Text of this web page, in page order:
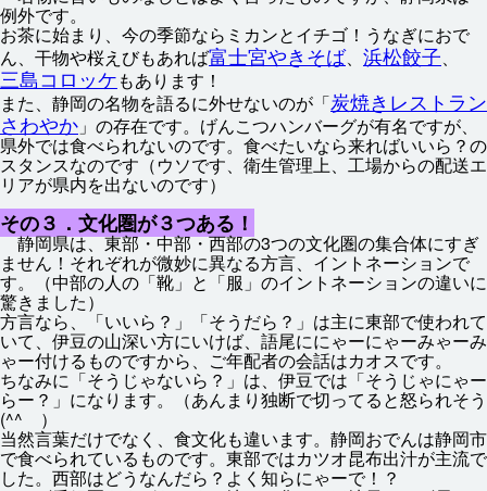
例外です。
お茶に始まり、 今の季節ならミカンとイチゴ！うなぎにおで
ん、 干物や桜えびもあれば富士宮やきそば、 浜松餃子、
三島コロッケもあります！
また、 静岡の名物を語るに外せないのが「炭焼きレストラン
さわやか 」の存在です。げんこつハンバーグが有名ですが、
県外では食べられないのです。 食べたいなら来ればいいら？の
スタンスなのです（ウソです、 衛生管理上、 工場からの配送エ
リアが県内を出ないのです）
その３． 文化圏が３つある！
静岡県は、東部・中部・西部の3つの文化圏の集合体にすぎ
ません！それぞれが微妙に異なる方言、イントネーションで
す。（中部の人の「靴 」と「服 」のイントネーションの違いに
驚きました）
方言なら、「いいら？」「そうだら？」は主に東部で使われて
いて、 伊豆の山深い方にいけば、 語尾ににゃーにゃーみゃーみ
ゃー付けるものですから、ご年配者の会話はカオスです。
ちなみに「そうじゃないら？」は、 伊豆では「そうじゃにゃー
らー？」になります。（あんまり独断で切ってると怒られそう
(^^ゞ）
当然言葉だけでなく、 食文化も違います。 静岡おでんは静岡市
で食べられているものです。 東部ではカツオ昆布出汁が主流で
した。 西部はどうなんだら？よく 知らにゃーで！？